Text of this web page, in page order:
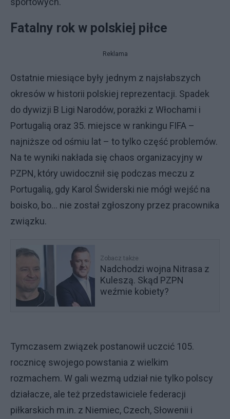
Fatalny rok w polskiej piłce
Reklama
Ostatnie miesiące były jednym z najsłabszych
okresów w historii polskiej reprezentacji. Spadek
do dywizji B Ligi Narodów, porażki z Włochami i
Portugalią oraz 35. miejsce w rankingu FIFA –
najniższe od ośmiu lat – to tylko część problemów.
Na te wyniki nakłada się chaos organizacyjny w
PZPN, który uwidocznił się podczas meczu z
Portugalią, gdy Karol Świderski nie mógł wejść na
boisko, bo… nie został zgłoszony przez pracownika
związku.
Zobacz także
Nadchodzi wojna Nitrasa z
Kuleszą. Skąd PZPN
weźmie kobiety?
Tymczasem związek postanowił uczcić 105.
rocznicę swojego powstania z wielkim
rozmachem. W gali wezmą udział nie tylko polscy
działacze, ale też przedstawiciele federacji
piłkarskich m.in. z Niemiec, Czech, Słowenii i